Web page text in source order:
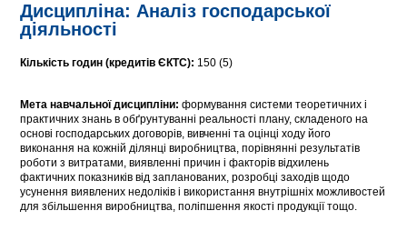
Дисципліна: Аналіз господарської
діяльності
Кількість годин (кредитів ЄКТС): 150 (5)
Мета навчальної дисципліни: формування системи теоретичних і
практичних знань в обґрунтуванні реальності плану, складеного на
основі господарських договорів, вивченні та оцінці ходу його
виконання на кожній ділянці виробництва, порівнянні результатів
роботи з витратами, виявленні причин і факторів відхилень
фактичних показників від запланованих, розробці заходів щодо
усунення виявлених недоліків і використання внутрішніх можливостей
для збільшення виробництва, поліпшення якості продукції тощо.